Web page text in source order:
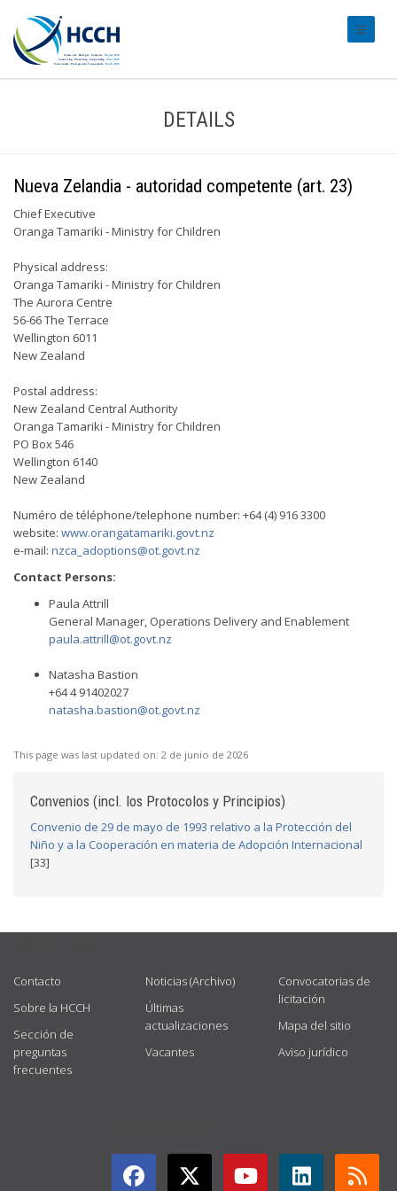
DETAILS
Nueva Zelandia - autoridad competente (art. 23)
Chief Executive
Oranga Tamariki - Ministry for Children
Physical address:
Oranga Tamariki - Ministry for Children
The Aurora Centre
56-66 The Terrace
Wellington 6011
New Zealand
Postal address:
New Zealand Central Authority
Oranga Tamariki - Ministry for Children
PO Box 546
Wellington 6140
New Zealand
Numéro de téléphone/telephone number: +64 (4) 916 3300
website: www.orangatamariki.govt.nz
e-mail: nzca_adoptions@ot.govt.nz
Contact Persons:
Paula Attrill
General Manager, Operations Delivery and Enablement
paula.attrill@ot.govt.nz
Natasha Bastion
+64 4 91402027
natasha.bastion@ot.govt.nz
This page was last updated on: 2 de junio de 2026
Convenios (incl. los Protocolos y Principios)
Convenio de 29 de mayo de 1993 relativo a la Protección del
Niño y a la Cooperación en materia de Adopción Internacional
[33]
Contacto
Sobre la HCCH
Sección de
preguntas
frecuentes
Noticias (Archivo)
Últimas
actualizaciones
Vacantes
Convocatorias de
licitación
Mapa del sitio
Aviso jurídico